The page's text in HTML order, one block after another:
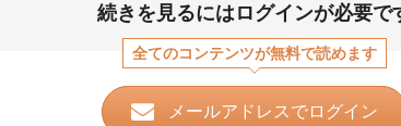
続きを見るにはログインが必要で
全てのコンテンツが無料で読めます
メールアドレスでログイン